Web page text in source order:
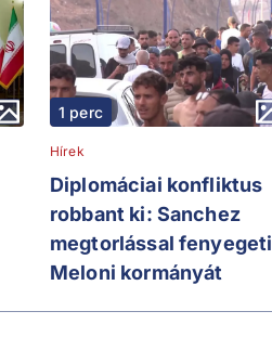
1 perc
Hírek
Diplomáciai konfliktus
robbant ki: Sanchez
megtorlással fenyegeti
Meloni kormányát